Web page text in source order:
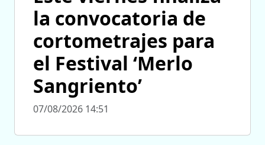
la convocatoria de
cortometrajes para
el Festival ‘Merlo
Sangriento’
07/08/2026 14:51